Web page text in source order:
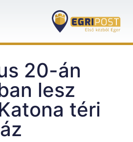
20-án
lesz
téri